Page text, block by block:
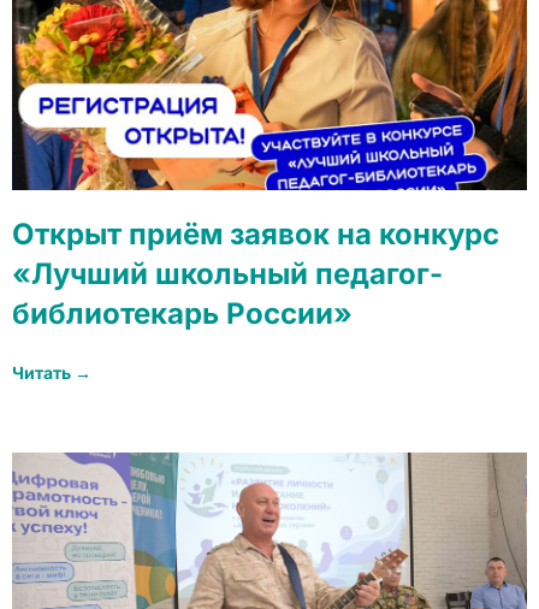
Открыт приём заявок на конкурс
«Лучший школьный педагог-
библиотекарь России»
Читать →